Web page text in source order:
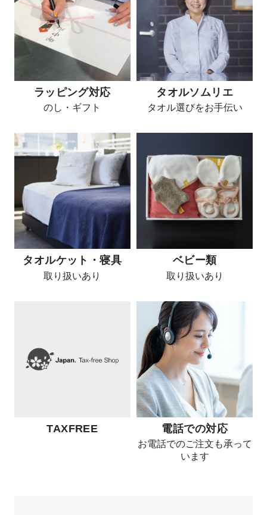
ラッピング対応
のし・ギフト
タオルソムリエ
タオル選びをお手伝い
タオルケット・寝具
取り扱いあり
ベビー類
取り扱いあり
TAXFREE 電話での対応
お電話でのご注文も承って
います